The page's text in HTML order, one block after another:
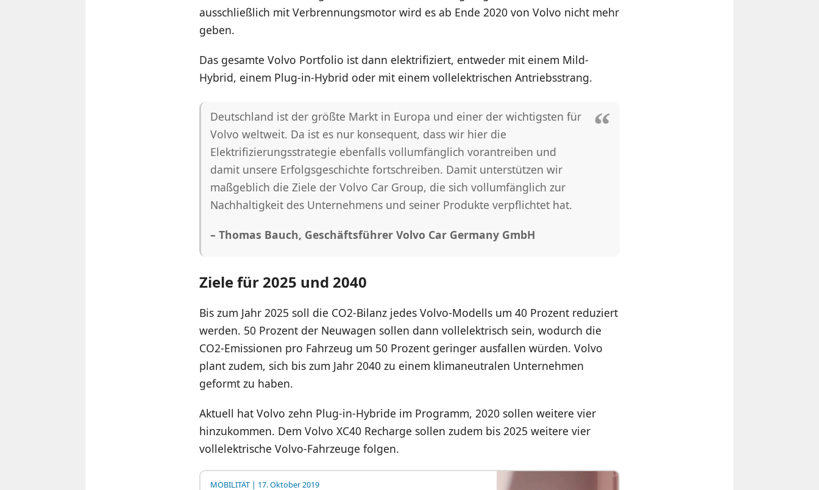
ausschließlich mit Verbrennungsmotor wird es ab Ende 2020 von Volvo nicht mehr
geben.
Das gesamte Volvo Portfolio ist dann elektrifiziert, entweder mit einem Mild-
Hybrid, einem Plug-in-Hybrid oder mit einem vollelektrischen Antriebsstrang.
Deutschland ist der größte Markt in Europa und einer der wichtigsten für
Volvo weltweit. Da ist es nur konsequent, dass wir hier die
Elektrifizierungsstrategie ebenfalls vollumfänglich vorantreiben und
damit unsere Erfolgsgeschichte fortschreiben. Damit unterstützen wir
maßgeblich die Ziele der Volvo Car Group, die sich vollumfänglich zur
Nachhaltigkeit des Unternehmens und seiner Produkte verpflichtet hat.
– Thomas Bauch, Geschäftsführer Volvo Car Germany GmbH
Ziele für 2025 und 2040
Bis zum Jahr 2025 soll die CO2-Bilanz jedes Volvo-Modells um 40 Prozent reduziert
werden. 50 Prozent der Neuwagen sollen dann vollelektrisch sein, wodurch die
CO2-Emissionen pro Fahrzeug um 50 Prozent geringer ausfallen würden. Volvo
plant zudem, sich bis zum Jahr 2040 zu einem klimaneutralen Unternehmen
geformt zu haben.
Aktuell hat Volvo zehn Plug-in-Hybride im Programm, 2020 sollen weitere vier
hinzukommen. Dem Volvo XC40 Recharge sollen zudem bis 2025 weitere vier
vollelektrische Volvo-Fahrzeuge folgen.
MOBILITÄT| 17. Oktober 2019